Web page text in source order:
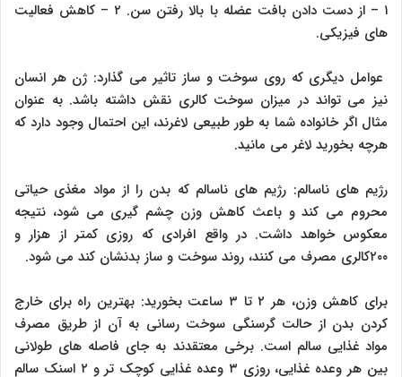
۱ – از دست دادن بافت عضله با بالا رفتن سن. ۲ – کاهش فعالیت
های فیزیکی.
عوامل دیگری که روی سوخت و ساز تاثیر می گذارد: ژن هر انسان
نیز می تواند در میزان سوخت کالری نقش داشته باشد. به عنوان
مثال اگر خانواده شما به طور طبیعی لاغرند، این احتمال وجود دارد که
هرچه بخورید لاغر می مانید.
رژیم های ناسالم: رژیم های ناسالم که بدن را از مواد مغذی حیاتی
محروم می کند و باعث کاهش وزن چشم گیری می شود، نتیجه
معکوس خواهد داشت. در واقع افرادی که روزی کمتر از هزار و
۲۰۰کالری مصرف می کنند، روند سوخت و ساز بدنشان کند می شود.
برای کاهش وزن، هر ۲ تا ۳ ساعت بخورید: بهترین راه برای خارج
کردن بدن از حالت گرسنگی سوخت رسانی به آن از طریق مصرف
مواد غذایی سالم است. برخی معتقدند به جای فاصله های طولانی
بین هر وعده غذایی، روزی ۳ وعده غذایی کوچک تر و ۲ اسنک سالم